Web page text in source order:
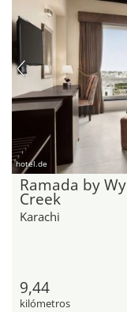
hotel.de
Ramada by
Creek
Karachi
9,44
kilómetros